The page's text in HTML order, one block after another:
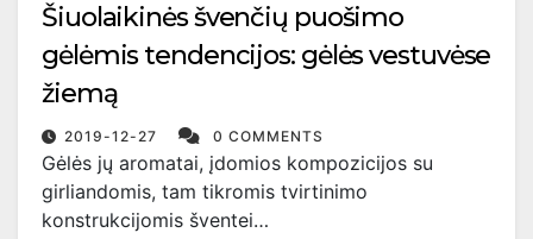
Šiuolaikinės švenčių puošimo
gėlėmis tendencijos: gėlės vestuvėse
žiemą
2019-12-27 0 COMMENTS
Gėlės jų aromatai, įdomios kompozicijos su
girliandomis, tam tikromis tvirtinimo
konstrukcijomis šventei…